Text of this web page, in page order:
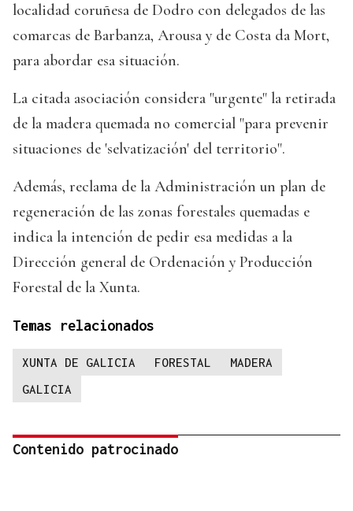
localidad coruñesa de Dodro con delegados de las
comarcas de Barbanza, Arousa y de Costa da Mort,
para abordar esa situación.
La citada asociación considera "urgente" la retirada
de la madera quemada no comercial "para prevenir
situaciones de 'selvatización' del territorio".
Además, reclama de la Administración un plan de
regeneración de las zonas forestales quemadas e
indica la intención de pedir esa medidas a la
Dirección general de Ordenación y Producción
Forestal de la Xunta.
Temas relacionados
XUNTA DE GALICIA FORESTAL
MADERA
GALICIA
Contenido patrocinado